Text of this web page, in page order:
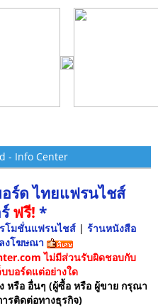
- Info Center
ร์ด ไทยแฟรนไชส์
ฟรี! *
โมชั่นแฟรนไชส์ | ร้านหนังสือ
งโฆษณา
ไม่มีส่วนรับผิดชอบกับ
บอร์ดแต่อย่างใด
หรือ อื่นๆ (ผู้ซื้อ หรือ ผู้ขาย กรุณา
ติดต่อทางธุรกิจ)